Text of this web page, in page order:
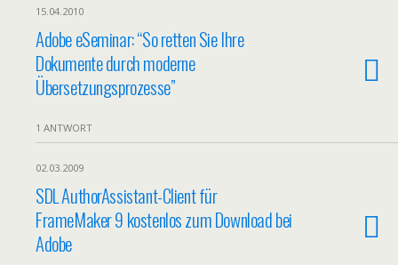
15.04.2010
Adobe eSeminar: “So retten Sie Ihre
Dokumente durch moderne
Übersetzungsprozesse”
1 ANTWORT
02.03.2009
SDL AuthorAssistant-Client für
FrameMaker 9 kostenlos zum Download bei
Adobe